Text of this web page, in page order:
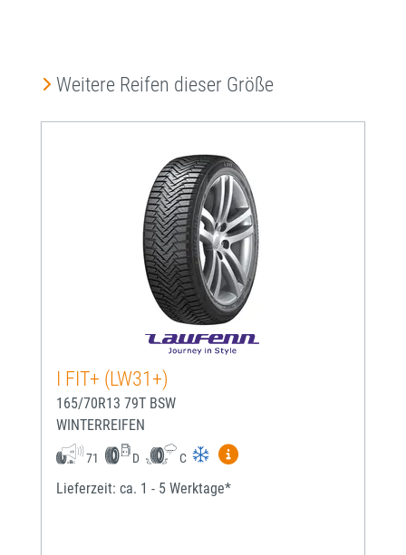
Produktgalerie überspringen
Weitere Reifen dieser Größe
I FIT+ (LW31+)
165/70R13 79T BSW
WINTERREIFEN
71 D C
Mehr Informationen zum
Lieferzeit: ca. 1 - 5 Werktage*